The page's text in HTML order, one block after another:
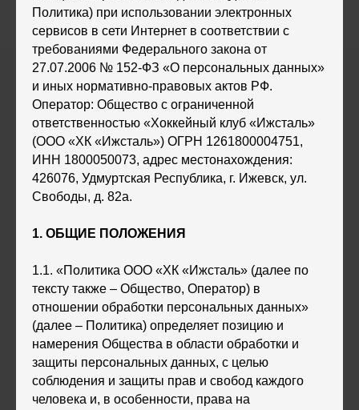
Политика) при использовании электронных
сервисов в сети Интернет в соответствии с
требованиями Федерального закона от
27.07.2006 № 152-ФЗ «О персональных данных»
и иных нормативно-правовых актов РФ.
Оператор: Общество с ограниченной
ответственностью «Хоккейный клуб «Ижсталь»
(ООО «ХК «Ижсталь») ОГРН 1261800004751,
ИНН 1800050073, адрес местонахождения:
426076, Удмуртская Республика, г. Ижевск, ул.
Свободы, д. 82а.
1. ОБЩИЕ ПОЛОЖЕНИЯ
1.1. «Политика ООО «ХК «Ижсталь» (далее по
тексту также – Общество, Оператор) в
отношении обработки персональных данных»
(далее – Политика) определяет позицию и
намерения Общества в области обработки и
защиты персональных данных, с целью
соблюдения и защиты прав и свобод каждого
человека и, в особенности, права на